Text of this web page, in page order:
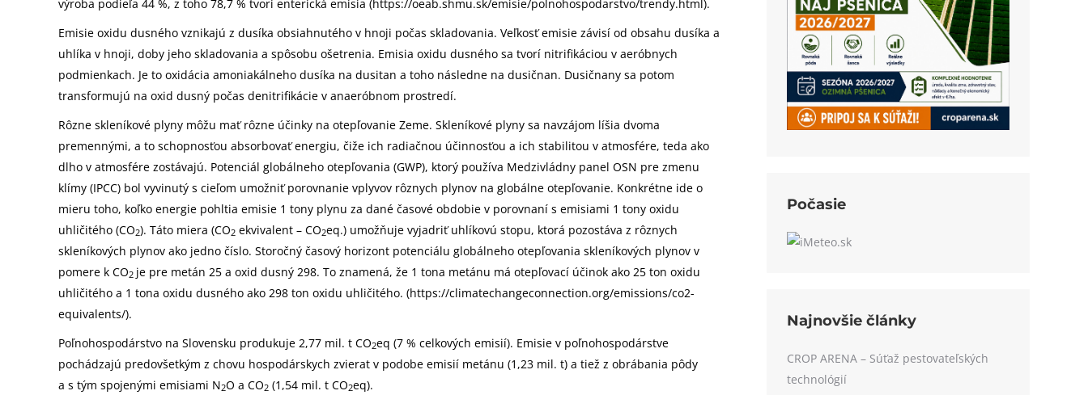
výroba podieľa 44 %, z toho 78,7 % tvorí enterická emisia (https://oeab.shmu.sk/emisie/polnohospodarstvo/trendy.html).
Emisie oxidu dusného vznikajú z dusíka obsiahnutého v hnoji počas skladovania. Veľkosť emisie závisí od obsahu dusíka a
uhlíka v hnoji, doby jeho skladovania a spôsobu ošetrenia. Emisia oxidu dusného sa tvorí nitrifikáciou v aeróbnych
podmienkach. Je to oxidácia amoniakálneho dusíka na dusitan a toho následne na dusičnan. Dusičnany sa potom
transformujú na oxid dusný počas denitrifikácie v anaeróbnom prostredí.
Rôzne skleníkové plyny môžu mať rôzne účinky na otepľovanie Zeme. Skleníkové plyny sa navzájom líšia dvoma
premennými, a to schopnosťou absorbovať energiu, čiže ich radiačnou účinnosťou a ich stabilitou v atmosfére, teda ako
dlho v atmosfére zostávajú. Potenciál globálneho otepľovania (GWP), ktorý používa Medzivládny panel OSN pre zmenu
klímy (IPCC) bol vyvinutý s cieľom umožniť porovnanie vplyvov rôznych plynov na globálne otepľovanie. Konkrétne ide o
mieru toho, koľko energie pohltia emisie 1 tony plynu za dané časové obdobie v porovnaní s emisiami 1 tony oxidu
uhličitého (CO2). Táto miera (CO2 ekvivalent – CO2eq.) umožňuje vyjadriť uhlíkovú stopu, ktorá pozostáva z rôznych
skleníkových plynov ako jedno číslo. Storočný časový horizont potenciálu globálneho otepľovania skleníkových plynov v
pomere k CO2 je pre metán 25 a oxid dusný 298. To znamená, že 1 tona metánu má otepľovací účinok ako 25 ton oxidu
uhličitého a 1 tona oxidu dusného ako 298 ton oxidu uhličitého. (https://climatechangeconnection.org/emissions/co2-
equivalents/).
Poľnohospodárstvo na Slovensku produkuje 2,77 mil. t CO2eq (7 % celkových emisií). Emisie v poľnohospodárstve
pochádzajú predovšetkým z chovu hospodárskych zvierat v podobe emisií metánu (1,23 mil. t) a tiež z obrábania pôdy
a s tým spojenými emisiami N2O a CO2 (1,54 mil. t CO2eq).
Počasie
Najnovšie články
CROP ARENA – Súťaž pestovateľských
technológií